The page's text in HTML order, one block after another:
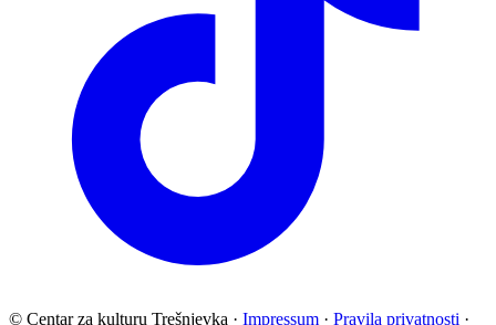
© Centar za kulturu Trešnjevka · Impressum · Pravila privatnosti ·